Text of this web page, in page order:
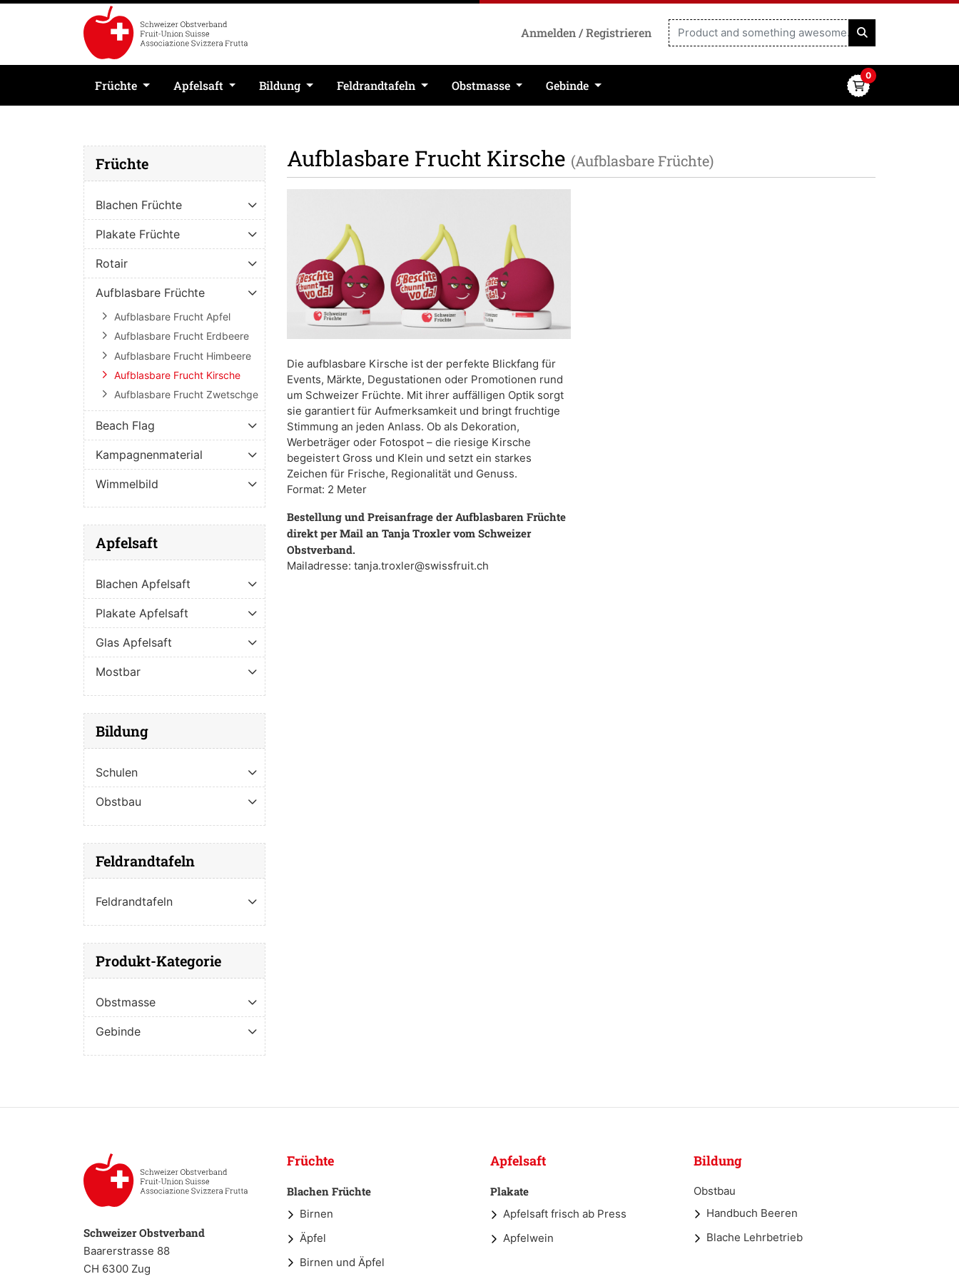
Anmelden / Registrieren
Früchte Apfelsaft Bildung Feldrandtafeln Obstmasse Gebinde
0
Früchte
Blachen Früchte
Plakate Früchte
Rotair
Aufblasbare Früchte
Aufblasbare Frucht Apfel
Aufblasbare Frucht Erdbeere
Aufblasbare Frucht Himbeere
Aufblasbare Frucht Kirsche
Aufblasbare Frucht Zwetschge
Beach Flag
Kampagnenmaterial
Wimmelbild
Apfelsaft
Blachen Apfelsaft
Plakate Apfelsaft
Glas Apfelsaft
Mostbar
Bildung
Schulen
Obstbau
Feldrandtafeln
Feldrandtafeln
Produkt-Kategorie
Obstmasse
Gebinde
Aufblasbare Frucht Kirsche (Aufblasbare Früchte)
Die aufblasbare Kirsche ist der perfekte Blickfang für
Events, Märkte, Degustationen oder Promotionen rund
um Schweizer Früchte. Mit ihrer auffälligen Optik sorgt
sie garantiert für Aufmerksamkeit und bringt fruchtige
Stimmung an jeden Anlass. Ob als Dekoration,
Werbeträger oder Fotospot – die riesige Kirsche
begeistert Gross und Klein und setzt ein starkes
Zeichen für Frische, Regionalität und Genuss.
Format: 2 Meter
Bestellung und Preisanfrage der Aufblasbaren Früchte
direkt per Mail an Tanja Troxler vom Schweizer
Obstverband.
Mailadresse: tanja.troxler@swissfruit.ch
Schweizer Obstverband
Baarerstrasse 88
CH 6300 Zug
Früchte
Blachen Früchte
Birnen
Äpfel
Birnen und Äpfel
Apfelsaft
Plakate
Apfelsaft frisch ab Press
Apfelwein
Bildung
Obstbau
Handbuch Beeren
Blache Lehrbetrieb